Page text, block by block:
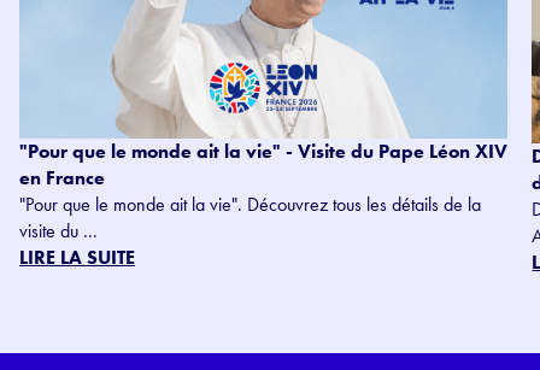
"Pour que le monde ait la vie" - Visite du Pape Léon XIV
en France
"Pour que le monde ait la vie". Découvrez tous les détails de la
visite du ...
LIRE LA SUITE